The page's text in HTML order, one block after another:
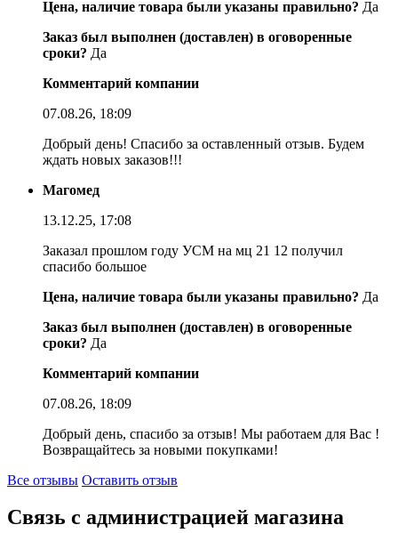
Цена, наличие товара были указаны правильно? Да
Заказ был выполнен (доставлен) в оговоренные
сроки? Да
Комментарий компании
07.08.26, 18:09
Добрый день! Спасибо за оставленный отзыв. Будем
ждать новых заказов!!!
Магомед
13.12.25, 17:08
Заказал прошлом году УСМ на мц 21 12 получил
спасибо большое
Цена, наличие товара были указаны правильно? Да
Заказ был выполнен (доставлен) в оговоренные
сроки? Да
Комментарий компании
07.08.26, 18:09
Добрый день, спасибо за отзыв! Мы работаем для Вас !
Возвращайтесь за новыми покупками!
Все отзывы Оставить отзыв
Связь с администрацией магазина